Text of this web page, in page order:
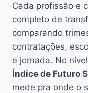
Cada profissão e
completo de
comparando
contratações,
e jornada. No
Índice de Futuro
mede pra onde o